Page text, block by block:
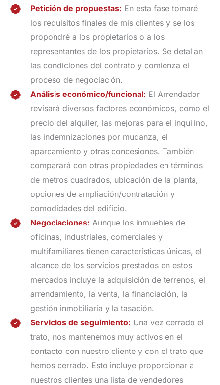
Petición de propuestas: En esta fase tomaré
los requisitos finales de mis clientes y se los
propondré a los propietarios o a los
representantes de los propietarios. Se detallan
las condiciones del contrato y comienza el
proceso de negociación.
Análisis económico/funcional: El Arrendador
revisará diversos factores económicos, como el
precio del alquiler, las mejoras para el inquilino,
las indemnizaciones por mudanza, el
aparcamiento y otras concesiones. También
comparará con otras propiedades en términos
de metros cuadrados, ubicación de la planta,
opciones de ampliación/contratación y
comodidades del edificio.
Negociaciones: Aunque los inmuebles de
oficinas, industriales, comerciales y
multifamiliares tienen características únicas, el
alcance de los servicios prestados en estos
mercados incluye la adquisición de terrenos, el
arrendamiento, la venta, la financiación, la
gestión inmobiliaria y la tasación.
Servicios de seguimiento: Una vez cerrado el
trato, nos mantenemos muy activos en el
contacto con nuestro cliente y con el trato que
hemos cerrado. Esto incluye proporcionar a
nuestros clientes una lista de vendedores